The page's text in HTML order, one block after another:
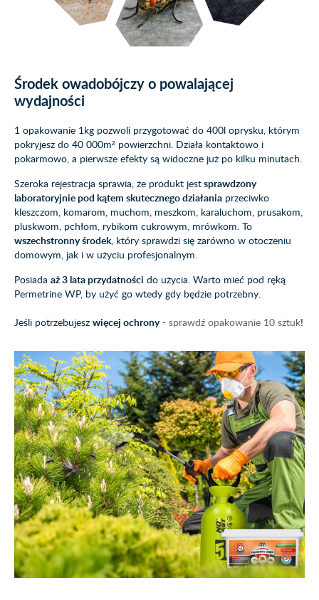
Środek owadobójczy o powalającej
wydajności
1 opakowanie 1kg pozwoli przygotować do 400l oprysku, którym
pokryjesz do 40 000m² powierzchni. Działa kontaktowo i
pokarmowo, a pierwsze efekty są widoczne już po kilku minutach.
Szeroka rejestracja sprawia, że produkt jestsprawdzony
laboratoryjnie pod kątem skutecznego działania przeciwko
kleszczom, komarom, muchom, meszkom, karaluchom, prusakom,
pluskwom, pchłom, rybikom cukrowym, mrówkom. To
wszechstronny środek , który sprawdzi się zarówno w otoczeniu
domowym, jak i w użyciu profesjonalnym.
Posiada aż 3 lata przydatności do użycia. Warto mieć pod ręką
Permetrine WP, by użyć go wtedy gdy będzie potrzebny.
Jeśli potrzebujesz więcej ochrony- sprawdź opakowanie 10 sztuk!